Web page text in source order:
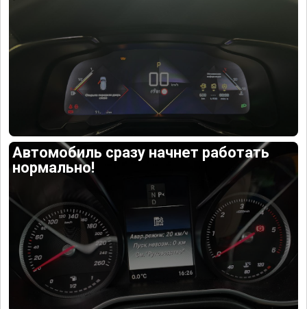
Автомобиль сразу начнет работать
нормально!